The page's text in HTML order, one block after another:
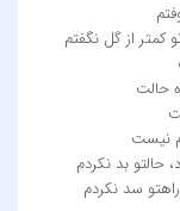
کمتر از گل نگفتم
حالت
نیست
بد نکردم
سد نکردم